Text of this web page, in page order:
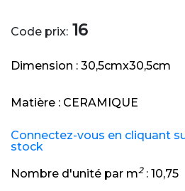
Code prix: 16
Dimension : 30,5cmx30,5cm
Matière : CERAMIQUE
Connectez-vous en cliquant
stock
Nombre d'unité par m2: 10,75